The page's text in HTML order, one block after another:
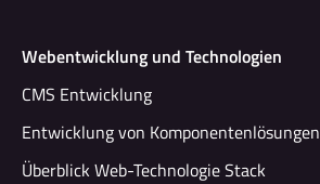
Webentwicklung und Technologien
CMS Entwicklung
Entwicklung von Komponentenlösungen
Überblick Web-Technologie Stack